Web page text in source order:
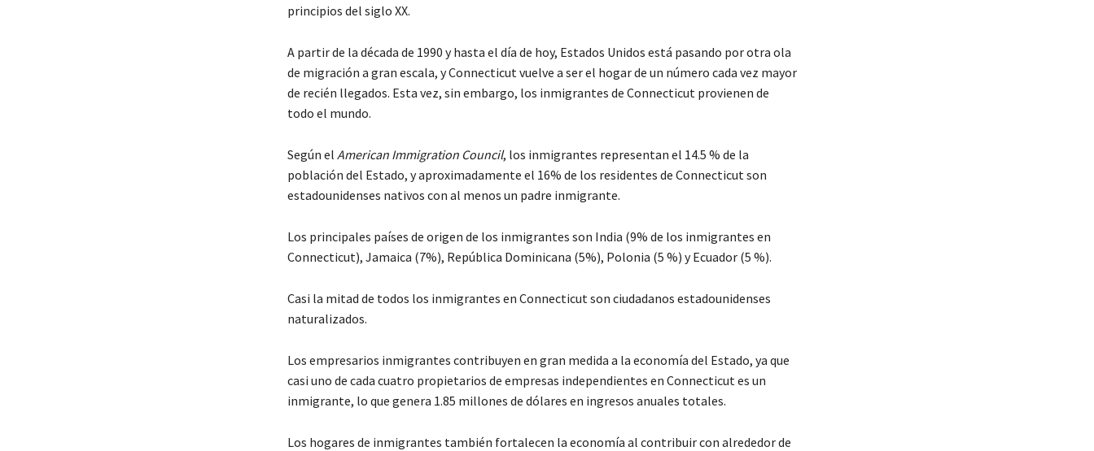
principios del siglo XX.
A partir de la década de 1990 y hasta el día de hoy, Estados Unidos está pasando por otra ola
de migración a gran escala, y Connecticut vuelve a ser el hogar de un número cada vez mayor
de recién llegados. Esta vez, sin embargo, los inmigrantes de Connecticut provienen de
todo el mundo.
Según el American Immigration Council, los inmigrantes representan el 14.5 % de la
población del Estado, y aproximadamente el 16% de los residentes de Connecticut son
estadounidenses nativos con al menos un padre inmigrante.
Los principales países de origen de los inmigrantes son India (9% de los inmigrantes en
Connecticut), Jamaica (7%), República Dominicana (5%), Polonia (5 %) y Ecuador (5 %).
Casi la mitad de todos los inmigrantes en Connecticut son ciudadanos estadounidenses
naturalizados.
Los empresarios inmigrantes contribuyen en gran medida a la economía del Estado, ya que
casi uno de cada cuatro propietarios de empresas independientes en Connecticut es un
inmigrante, lo que genera 1.85 millones de dólares en ingresos anuales totales.
Los hogares de inmigrantes también fortalecen la economía al contribuir con alrededor de